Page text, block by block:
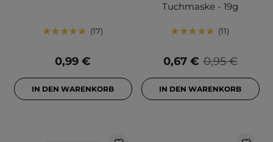
17
0,99 €
IN DEN WARENKORB
Tuchmaske - 19g
11
0,95 €
0,67 €
IN DEN WARENKORB